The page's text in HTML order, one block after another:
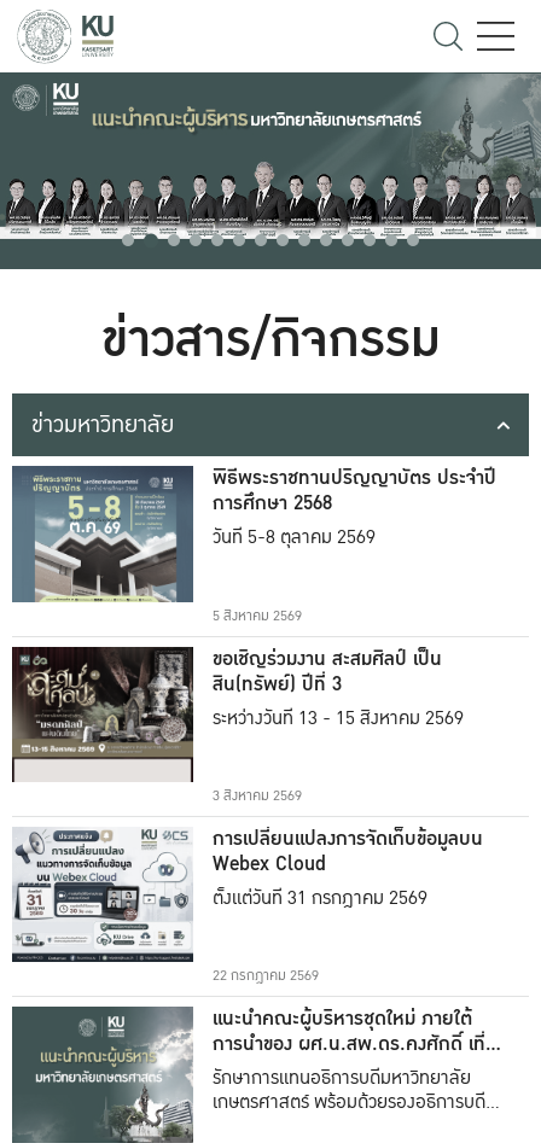
ข่าวสาร/กิจกรรม
ข่าวมหาวิทยาลัย
พิธีพระราชทานปริญญาบัตร ประจำปี
การศึกษา 2568
วันที่ 5-8 ตุลาคม 2569
5 สิงหาคม 2569
ขอเชิญร่วมงาน สะสมศิลป์ เป็น
สิน(ทรัพย์) ปีที่ 3
ระหว่างวันที่ 13 - 15 สิงหาคม 2569
3 สิงหาคม 2569
การเปลี่ยนแปลงการจัดเก็บข้อมูลบน
Webex Cloud
ตั้งแต่วันที่ 31 กรกฎาคม 2569
22 กรกฎาคม 2569
แนะนำคณะผู้บริหารชุดใหม่ ภายใต้
การนำของ ผศ.น.สพ.ดร.คงศักดิ์ เที่ยง
ธรรม
รักษาการแทนอธิการบดีมหาวิทยาลัย
เกษตรศาสตร์ พร้อมด้วยรองอธิการบดีทั้ง